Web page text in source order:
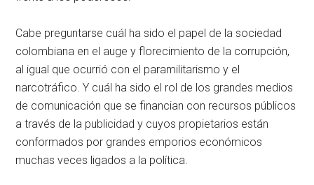
Cabe preguntarse cuál ha sido el papel de la sociedad
colombiana en el auge y florecimiento de la corrupción,
al igual que ocurrió con el paramilitarismo y el
narcotráfico. Y cuál ha sido el rol de los grandes medios
de comunicación que se financian con recursos públicos
a través de la publicidad y cuyos propietarios están
conformados por grandes emporios económicos
muchas veces ligados a la política.